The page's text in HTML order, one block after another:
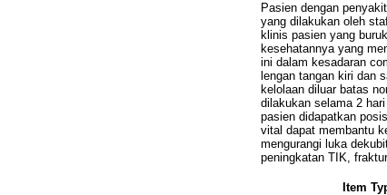
Pasien dengan
yang dilakukan oleh
klinis pasien yang
kesehatannya yang
ini dalam kesadaran
lengan tangan kiri dan
kelolaan diluar batas
dilakukan selama 2
pasien didapatkan
vital dapat membantu
mengurangi luka
peningkatan TIK,
Item